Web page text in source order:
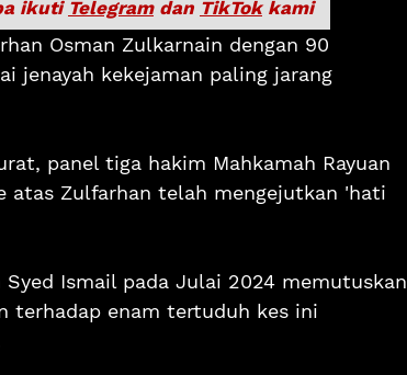
ikuti Telegramdan TikTokkami
Osman Zulkarnain dengan 90
jenayah kekejaman paling jarang
panel tiga hakim Mahkamah Rayuan
atas Zulfarhan telah mengejutkan 'hati
Ismail pada Julai 2024 memutuskan
terhadap enam tertuduh kes ini